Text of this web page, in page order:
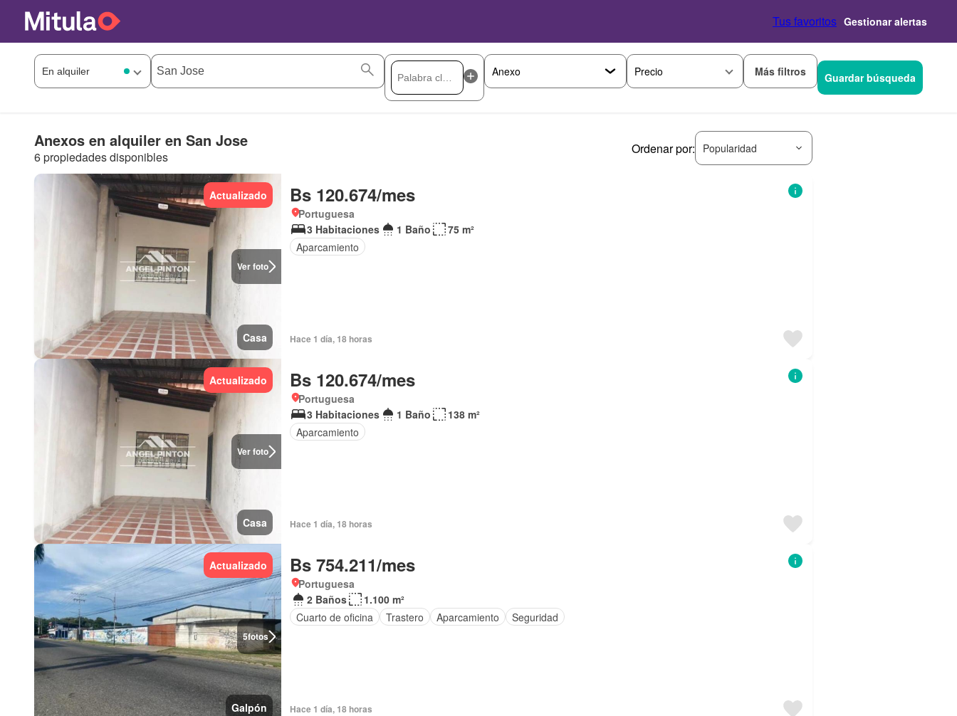
Tus favoritos Gestionar alertas
Precio Más filtros Guardar búsqueda
Anexos en alquiler en San Jose
6 propiedades disponibles
Ordenar por: Popularidad
Ver foto
Actualizado
Casa
Bs 120.674/mes
Portuguesa
3 Habitaciones
1 Baño
75 m²
Aparcamiento
Hace 1 día, 18 horas
Ver foto
Actualizado
Casa
Bs 120.674/mes
Portuguesa
3 Habitaciones
1 Baño
138 m²
Aparcamiento
Hace 1 día, 18 horas
5fotos
Actualizado
Galpón
Bs 754.211/mes
Portuguesa
2 Baños
1.100 m²
Cuarto de oficina
Trastero Aparcamiento Seguridad
Hace 1 día, 18 horas